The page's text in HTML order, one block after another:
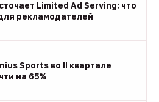
Limited Ad Serving: что
рекламодателей
Sports во II квартале
на 65%